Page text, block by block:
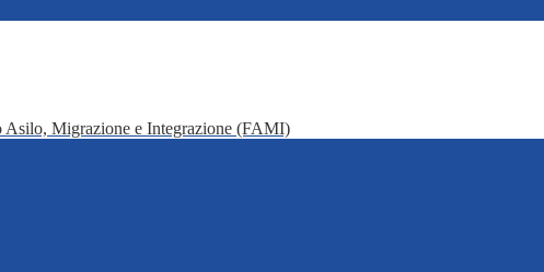
Asilo, Migrazione e Integrazione (FAMI)